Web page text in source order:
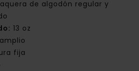
de algodón regular y
13 oz
fija